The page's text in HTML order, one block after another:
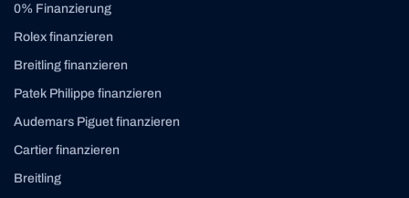
0% Finanzierung
Rolex finanzieren
Breitling finanzieren
Patek Philippe finanzieren
Audemars Piguet finanzieren
Cartier finanzieren
Breitling